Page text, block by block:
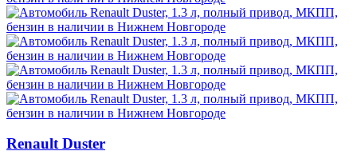
Renault Duster